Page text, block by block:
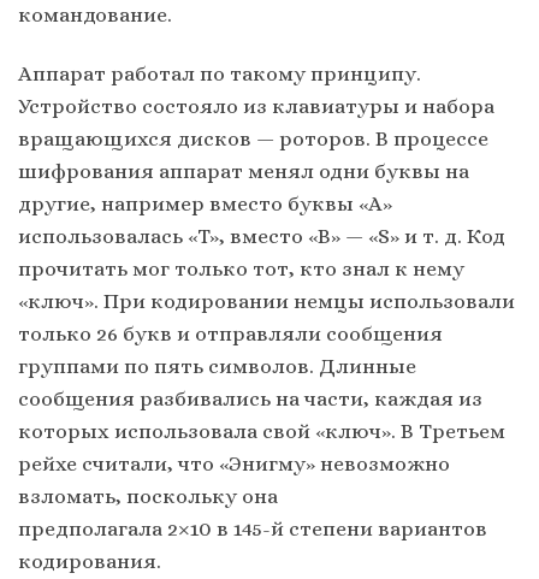
командование.
Аппарат работал по такому принципу.
Устройство состояло из клавиатуры и набора
вращающихся дисков — роторов. В процессе
шифрования аппарат менял одни буквы на
другие, например вместо буквы «А»
использовалась «T», вместо «B» — «S» и т. д. Код
прочитать мог только тот, кто знал к нему
«ключ». При кодировании немцы использовали
только 26 букв и отправляли сообщения
группами по пять символов. Длинные
сообщения разбивались на части, каждая из
которых использовала свой «ключ». В Третьем
рейхе считали, что «Энигму» невозможно
взломать, поскольку она
предполагала 2×10 в 145-й степени вариантов
кодирования.